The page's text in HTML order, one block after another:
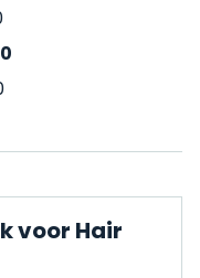
voor Hair